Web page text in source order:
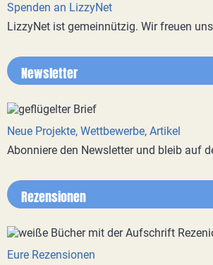
Spenden an LizzyNet
LizzyNet ist gemeinnützig. Wir freuen
Newsletter
Neue Projekte, Wettbewerbe, Artikel
Abonniere den Newsletter und bleib auf
Rezensionen
Eure Rezensionen